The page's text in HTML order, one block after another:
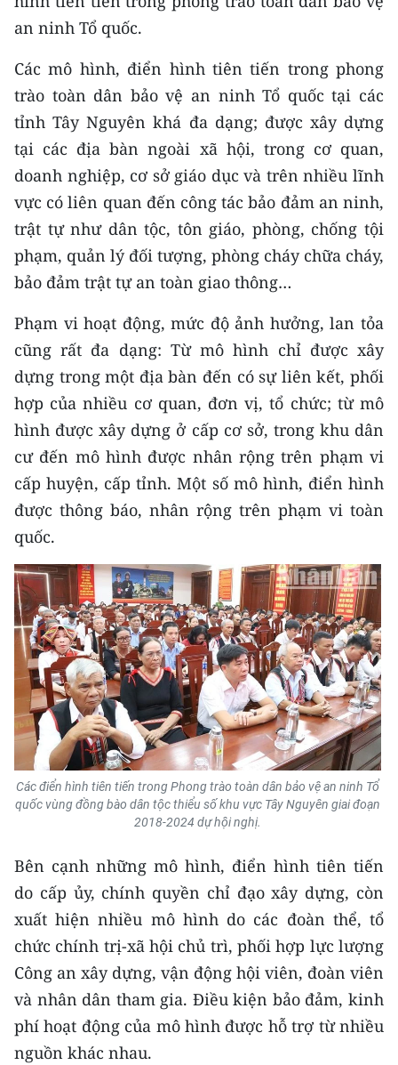
an ninh Tổ quốc.
Các mô hình, điển hình tiên tiến trong phong
trào toàn dân bảo vệ an ninh Tổ quốc tại các
tỉnh Tây Nguyên khá đa dạng; được xây dựng
tại các địa bàn ngoài xã hội, trong cơ quan,
doanh nghiệp, cơ sở giáo dục và trên nhiều lĩnh
vực có liên quan đến công tác bảo đảm an ninh,
trật tự như dân tộc, tôn giáo, phòng, chống tội
phạm, quản lý đối tượng, phòng cháy chữa cháy,
bảo đảm trật tự an toàn giao thông…
Phạm vi hoạt động, mức độ ảnh hưởng, lan tỏa
cũng rất đa dạng: Từ mô hình chỉ được xây
dựng trong một địa bàn đến có sự liên kết, phối
hợp của nhiều cơ quan, đơn vị, tổ chức; từ mô
hình được xây dựng ở cấp cơ sở, trong khu dân
cư đến mô hình được nhân rộng trên phạm vi
cấp huyện, cấp tỉnh. Một số mô hình, điển hình
được thông báo, nhân rộng trên phạm vi toàn
quốc.
Các điển hình tiên tiến trong Phong trào toàn dân bảo vệ an ninh Tổ
quốc vùng đồng bào dân tộc thiểu số khu vực Tây Nguyên giai đoạn
2018-2024 dự hội nghị.
Bên cạnh những mô hình, điển hình tiên tiến
do cấp ủy, chính quyền chỉ đạo xây dựng, còn
xuất hiện nhiều mô hình do các đoàn thể, tổ
chức chính trị-xã hội chủ trì, phối hợp lực lượng
Công an xây dựng, vận động hội viên, đoàn viên
và nhân dân tham gia. Điều kiện bảo đảm, kinh
phí hoạt động của mô hình được hỗ trợ từ nhiều
nguồn khác nhau.